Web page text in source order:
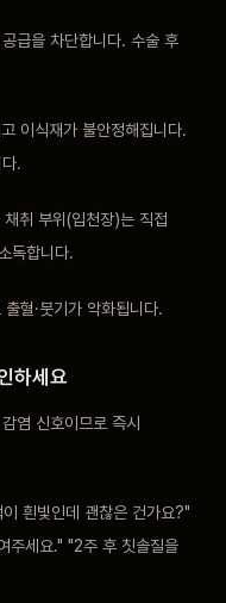
급을 차단합니다. 수술 후
이식재가 불안정해집니다.
.
취 부위(입천장)는 직접
독합니다.
혈·붓기가 악화됩니다.
하세요
염 신호이므로 즉시
흰빛인데 괜찮은 건가요?"
주세요." "2주 후 칫솔질을